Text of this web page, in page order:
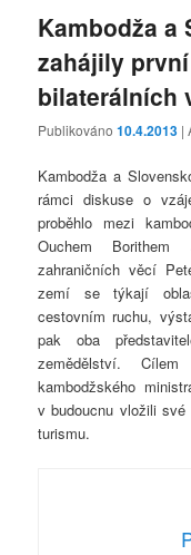
Kambodža a
zahájily
bilaterálních
Publikováno10.4.2013 |
Kambodža a
rámci diskuse o
proběhlo mezi
Ouchem Borithem
zahraničních věcí
zemí se týkají
cestovním ruchu,
pak oba
zemědělství.
kambodžského
v budoucnu vložili
turismu.